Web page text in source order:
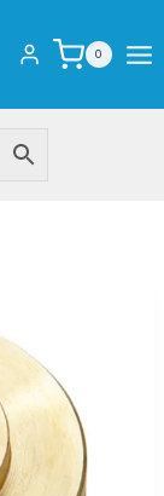
0